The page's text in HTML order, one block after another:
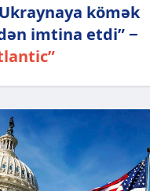
kömək
imtina etdi” −